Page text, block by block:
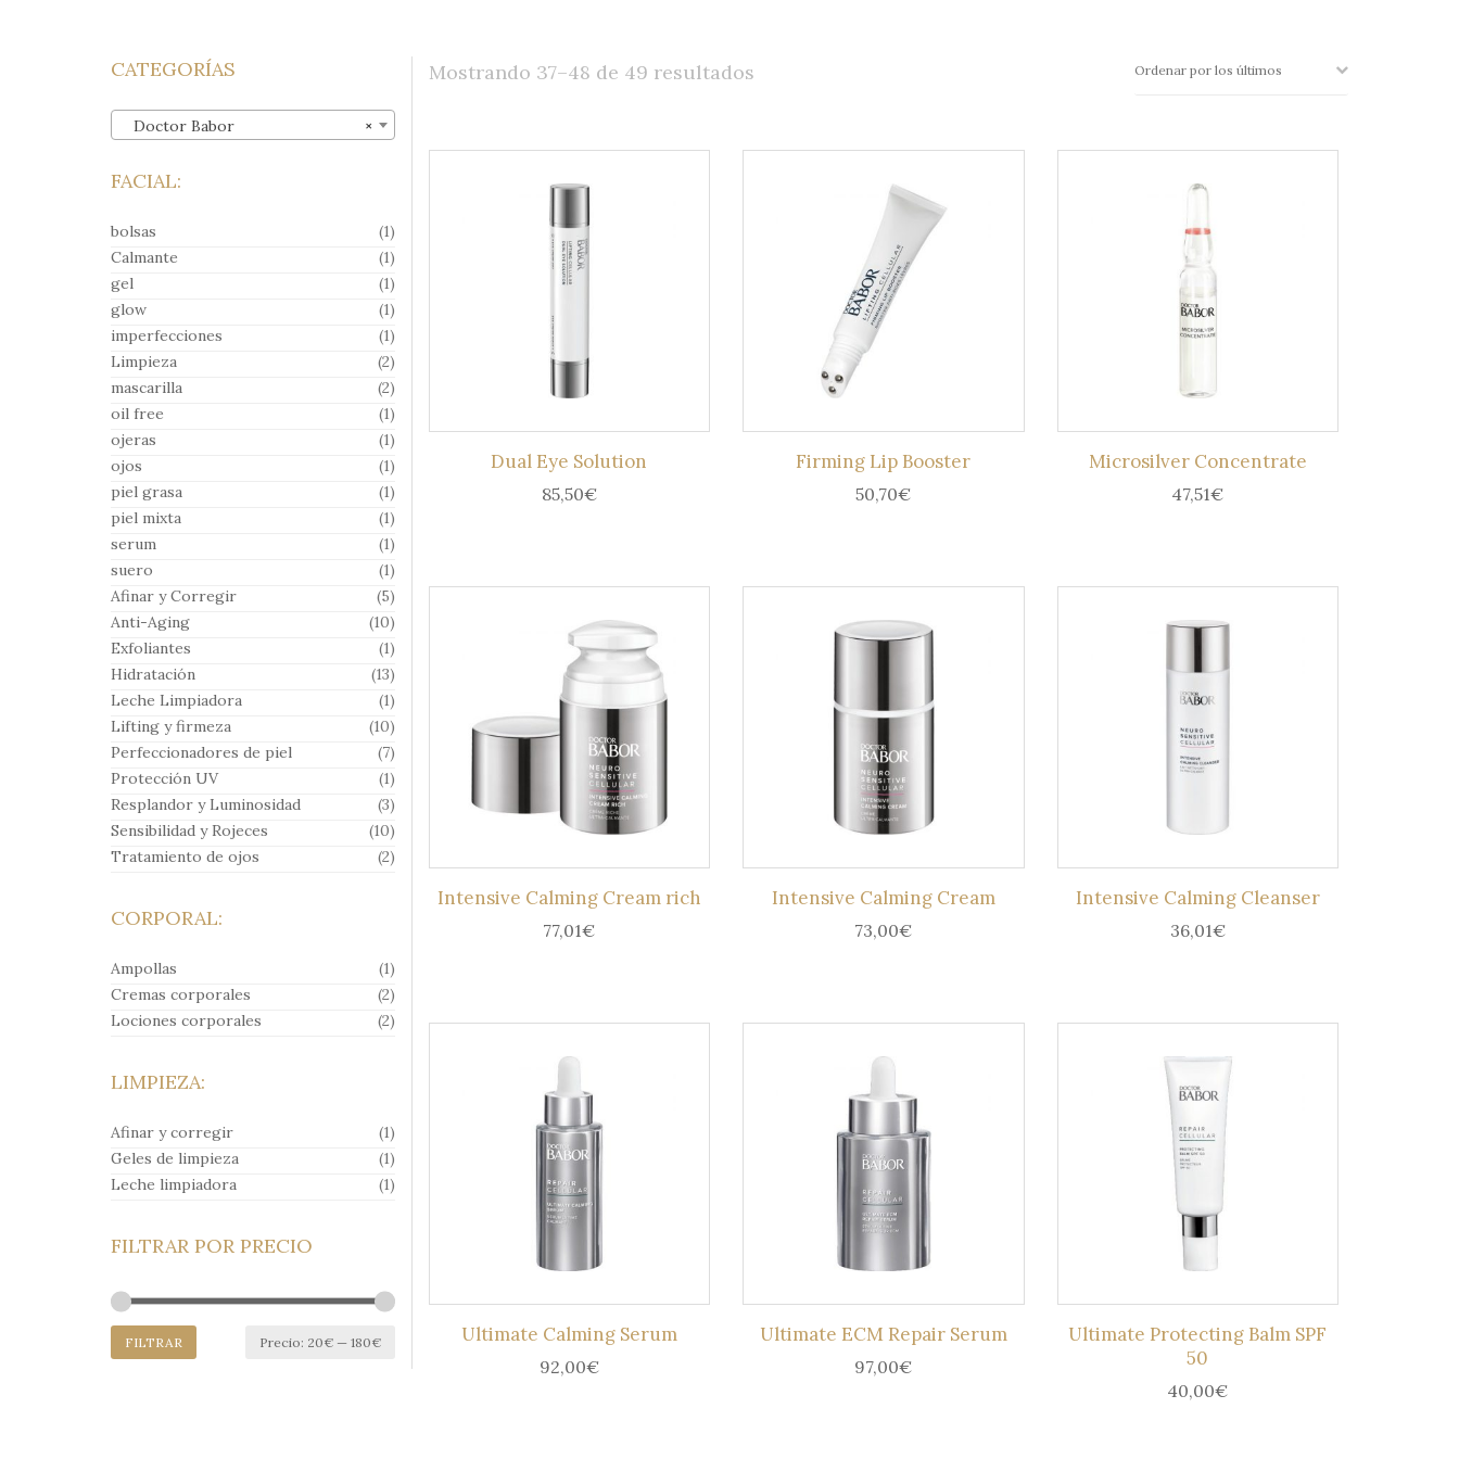
CATEGORÍAS
×
Doctor Babor
FACIAL:
bolsas
(1)
Calmante
(1)
gel
(1)
glow
(1)
imperfecciones
(1)
Limpieza
(2)
mascarilla
(2)
oil free
(1)
ojeras
(1)
ojos
(1)
piel grasa
(1)
piel mixta
(1)
serum
(1)
suero
(1)
Afinar y Corregir
(5)
Anti-Aging
(10)
Exfoliantes
(1)
Hidratación
(13)
Leche Limpiadora
(1)
Lifting y firmeza
(10)
Perfeccionadores de piel
(7)
Protección UV
(1)
Resplandor y Luminosidad
(3)
Sensibilidad y Rojeces
(10)
Tratamiento de ojos
(2)
CORPORAL:
Ampollas
(1)
Cremas corporales
(2)
Lociones corporales
(2)
LIMPIEZA:
Afinar y corregir
(1)
Geles de limpieza
(1)
Leche limpiadora
(1)
FILTRAR POR PRECIO
mínimo
máximo
FILTRAR Precio: 20€— 180€
Mostrando 37–48 de 49 resultadosOrdenado
Dual Eye Solution
85,50€
Firming Lip Booster
50,70€
Microsilver Concentrate
47,51€
Intensive Calming Cream rich
77,01€
Intensive Calming Cream
73,00€
Intensive Calming Cleanser
36,01€
Ultimate Calming Serum
92,00€
Ultimate ECM Repair Serum
97,00€
Ultimate Protecting Balm SPF
50
40,00€